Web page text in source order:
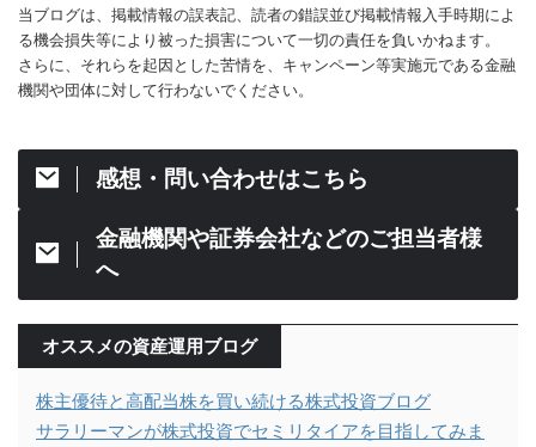
当ブログは、掲載情報の誤表記、読者の錯誤並び掲載情報入手時期によ
る機会損失等により被った損害について一切の責任を負いかねます。
さらに、それらを起因とした苦情を、キャンペーン等実施元である金融
機関や団体に対して行わないでください。
感想・問い合わせはこちら
金融機関や証券会社などのご担当者様
へ
オススメの資産運用ブログ
株主優待と高配当株を買い続ける株式投資ブログ
サラリーマンが株式投資でセミリタイアを目指してみま